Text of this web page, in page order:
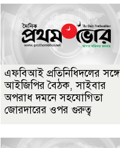
এফবিআই প্রতিনিধিদলের সঙ্গে
আইজিপির বৈঠক, সাইবার
অপরাধ দমনে সহযোগিতা
জোরদারের ওপর গুরুত্ব